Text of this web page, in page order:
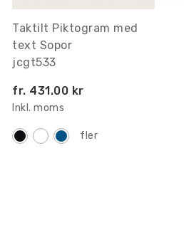
Taktilt Piktogram med
text Sopor
jcgt533
fr. 431.00 kr
Inkl. moms
fler